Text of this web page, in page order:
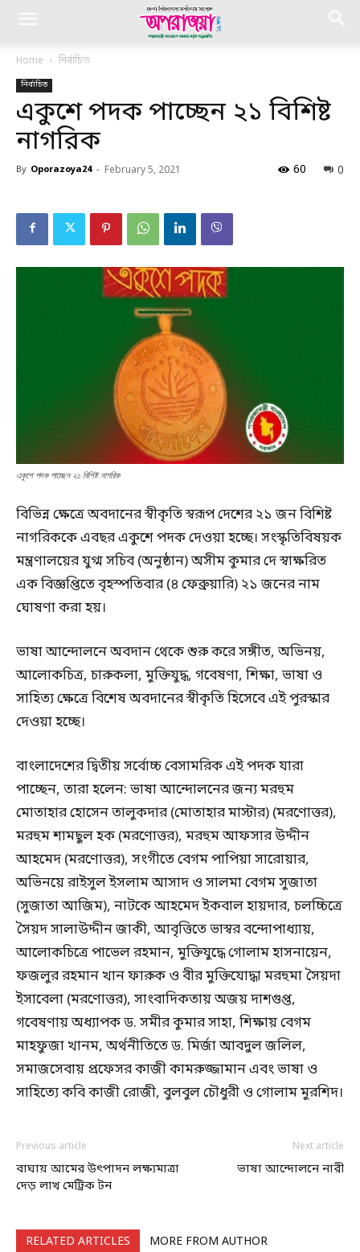
Home নির্বাচিত
নির্বাচিত
একুশে পদক পাচ্ছেন ২১ বিশিষ্ট
নাগরিক
By Oporazoya24 - February 5, 2021 0
60
একুশে পদক পাচ্ছেন ২১ বিশিষ্ট নাগরিক
বিভিন্ন ক্ষেত্রে অবদানের স্বীকৃতি স্বরূপ দেশের ২১ জন বিশিষ্ট
নাগরিককে এবছর একুশে পদক দেওয়া হচ্ছে। সংস্কৃতিবিষয়ক
মন্ত্রণালয়ের যুগ্ম সচিব (অনুষ্ঠান) অসীম কুমার দে স্বাক্ষরিত
এক বিজ্ঞপ্তিতে বৃহস্পতিবার (৪ ফেব্রুয়ারি) ২১ জনের নাম
ঘোষণা করা হয়।
ভাষা আন্দোলনে অবদান থেকে শুরু করে সঙ্গীত, অভিনয়,
আলোকচিত্র, চারুকলা, মুক্তিযুদ্ধ, গবেষণা, শিক্ষা, ভাষা ও
সাহিত্য ক্ষেত্রে বিশেষ অবদানের স্বীকৃতি হিসেবে এই পুরস্কার
দেওয়া হচ্ছে।
বাংলাদেশের দ্বিতীয় সর্বোচ্চ বেসামরিক এই পদক যারা
পাচ্ছেন, তারা হলেন: ভাষা আন্দোলনের জন্য মরহুম
মোতাহার হোসেন তালুকদার (মোতাহার মাস্টার) (মরণোত্তর),
মরহুম শামছুল হক (মরণোত্তর), মরহুম আফসার উদ্দীন
আহমেদ (মরণোত্তর), সংগীতে বেগম পাপিয়া সারোয়ার,
অভিনয়ে রাইসুল ইসলাম আসাদ ও সালমা বেগম সুজাতা
(সুজাতা আজিম), নাটকে আহমেদ ইকবাল হায়দার, চলচ্চিত্রে
সৈয়দ সালাউদ্দীন জাকী, আবৃত্তিতে ভাস্বর বন্দোপাধ্যায়,
আলোকচিত্রে পাভেল রহমান, মুক্তিযুদ্ধে গোলাম হাসনায়েন,
ফজলুর রহমান খান ফারুক ও বীর মুক্তিযোদ্ধা মরহুমা সৈয়দা
ইসাবেলা (মরণোত্তর), সাংবাদিকতায় অজয় দাশগুপ্ত,
গবেষণায় অধ্যাপক ড. সমীর কুমার সাহা, শিক্ষায় বেগম
মাহফুজা খানম, অর্থনীতিতে ড. মির্জা আবদুল জলিল,
সমাজসেবায় প্রফেসর কাজী কামরুজ্জামান এবং ভাষা ও
সাহিত্যে কবি কাজী রোজী, বুলবুল চৌধুরী ও গোলাম মুরশিদ।
Previous article
বাঘায় আমের উৎপাদন লক্ষ্যমাত্রা
দেড় লাখ মেট্রিক টন
Next article
ভাষা আন্দোলনে নারী
RELATED ARTICLES MORE FROM AUTHOR